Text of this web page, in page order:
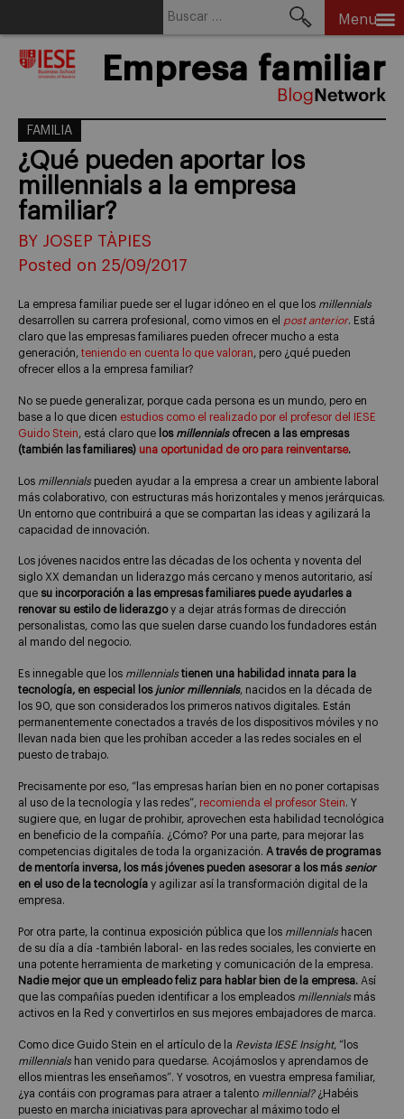
Menu
Empresa familiar
FAMILIA
¿Qué pueden aportar los
millennials a la empresa
familiar?
BY JOSEP TÀPIES
Posted on 25/09/2017
La empresa familiar puede ser el lugar idóneo en el que los millennials
desarrollen su carrera profesional, como vimos en el post anterior. Está
claro que las empresas familiares pueden ofrecer mucho a esta
generación, teniendo en cuenta lo que valoran, pero ¿qué pueden
ofrecer ellos a la empresa familiar?
No se puede generalizar, porque cada persona es un mundo, pero en
base a lo que dicen estudios como el realizado por el profesor del IESE
Guido Stein, está claro que los millennialsofrecen a las empresas
(también las familiares) una oportunidad de oro para reinventarse.
Los millennials pueden ayudar a la empresa a crear un ambiente laboral
más colaborativo, con estructuras más horizontales y menos jerárquicas.
Un entorno que contribuirá a que se compartan las ideas y agilizará la
capacidad de innovación.
Los jóvenes nacidos entre las décadas de los ochenta y noventa del
siglo XX demandan un liderazgo más cercano y menos autoritario, así
que su incorporación a las empresas familiares puede ayudarles a
renovar su estilo de liderazgoy a dejar atrás formas de dirección
personalistas, como las que suelen darse cuando los fundadores están
al mando del negocio.
Es innegable que los millennials tienen una habilidad innata para la
tecnología, en especial los junior millennials, nacidos en la década de
los 90, que son considerados los primeros nativos digitales. Están
permanentemente conectados a través de los dispositivos móviles y no
llevan nada bien que les prohíban acceder a las redes sociales en el
puesto de trabajo.
Precisamente por eso, “las empresas harían bien en no poner cortapisas
al uso de la tecnología y las redes”, recomienda el profesor Stein. Y
sugiere que, en lugar de prohibir, aprovechen esta habilidad tecnológica
en beneficio de la compañía. ¿Cómo? Por una parte, para mejorar las
competencias digitales de toda la organización. A través de programas
de mentoría inversa, los más jóvenes pueden asesorar a los más senior
en el uso de la tecnología y agilizar así la transformación digital de la
empresa.
Por otra parte, la continua exposición pública que los millennials hacen
de su día a día -también laboral- en las redes sociales, les convierte en
una potente herramienta de marketing y comunicación de la empresa.
Nadie mejor que un empleado feliz para hablar bien de la empresa. Así
que las compañías pueden identificar a los empleados millennials más
activos en la Red y convertirlos en sus mejores embajadores de marca.
Como dice Guido Stein en el artículo de la Revista IESE Insight, “los
millennials han venido para quedarse. Acojámoslos y aprendamos de
ellos mientras les enseñamos”. Y vosotros, en vuestra empresa familiar,
¿ya contáis con programas para atraer a talento millennial?¿Habéis
puesto en marcha iniciativas para aprovechar al máximo todo el